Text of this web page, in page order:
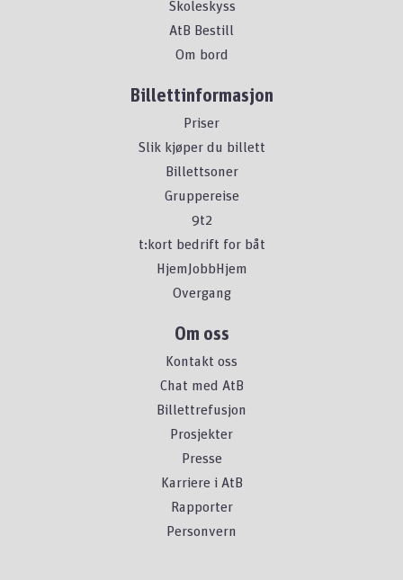
Skoleskyss
AtB Bestill
Om bord
Billettinformasjon
Priser
Slik kjøper du billett
Billettsoner
Gruppereise
9t2
t:kort bedrift for båt
HjemJobbHjem
Overgang
Om oss
Kontakt oss
Chat med AtB
Billettrefusjon
Prosjekter
Presse
Karriere i AtB
Rapporter
Personvern